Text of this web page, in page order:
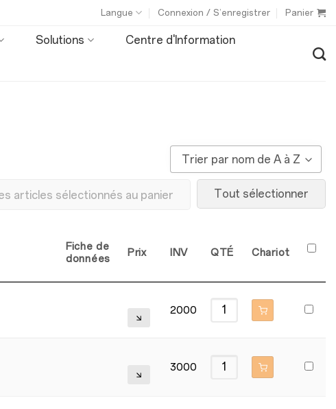
Langue Connexion / S’enregistrer Panier
Solutions Centre d'Information
Trier par nom de A à Z
articles sélectionnés au panier Tout sélectionner
Fiche de
données
Prix INV QTÉ Chariot
2000
3000